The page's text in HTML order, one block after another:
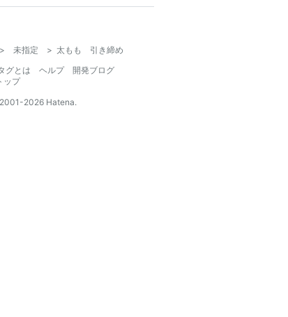
> 未指定 > 太もも 引き締め
グとは
ヘルプ
開発ブログ
ップ
2026 Hatena.